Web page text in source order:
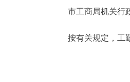
市工商局机关行政
按有关规定，工勤